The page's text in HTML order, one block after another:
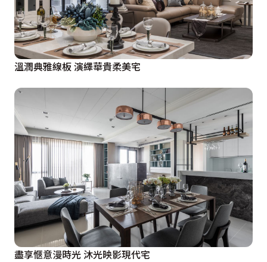
溫潤典雅線板 演繹華貴柔美宅
盡享愜意漫時光 沐光映影現代宅